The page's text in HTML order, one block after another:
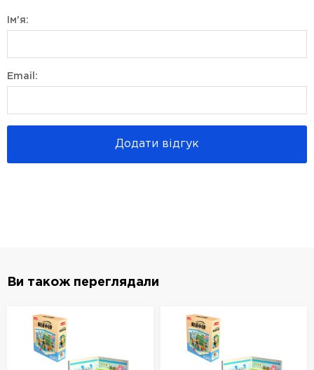
Ім'я:
Email:
Додати відгук
Ви також переглядали